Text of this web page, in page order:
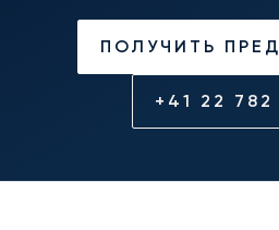
ПОЛУЧИТЬ
+41 22 782